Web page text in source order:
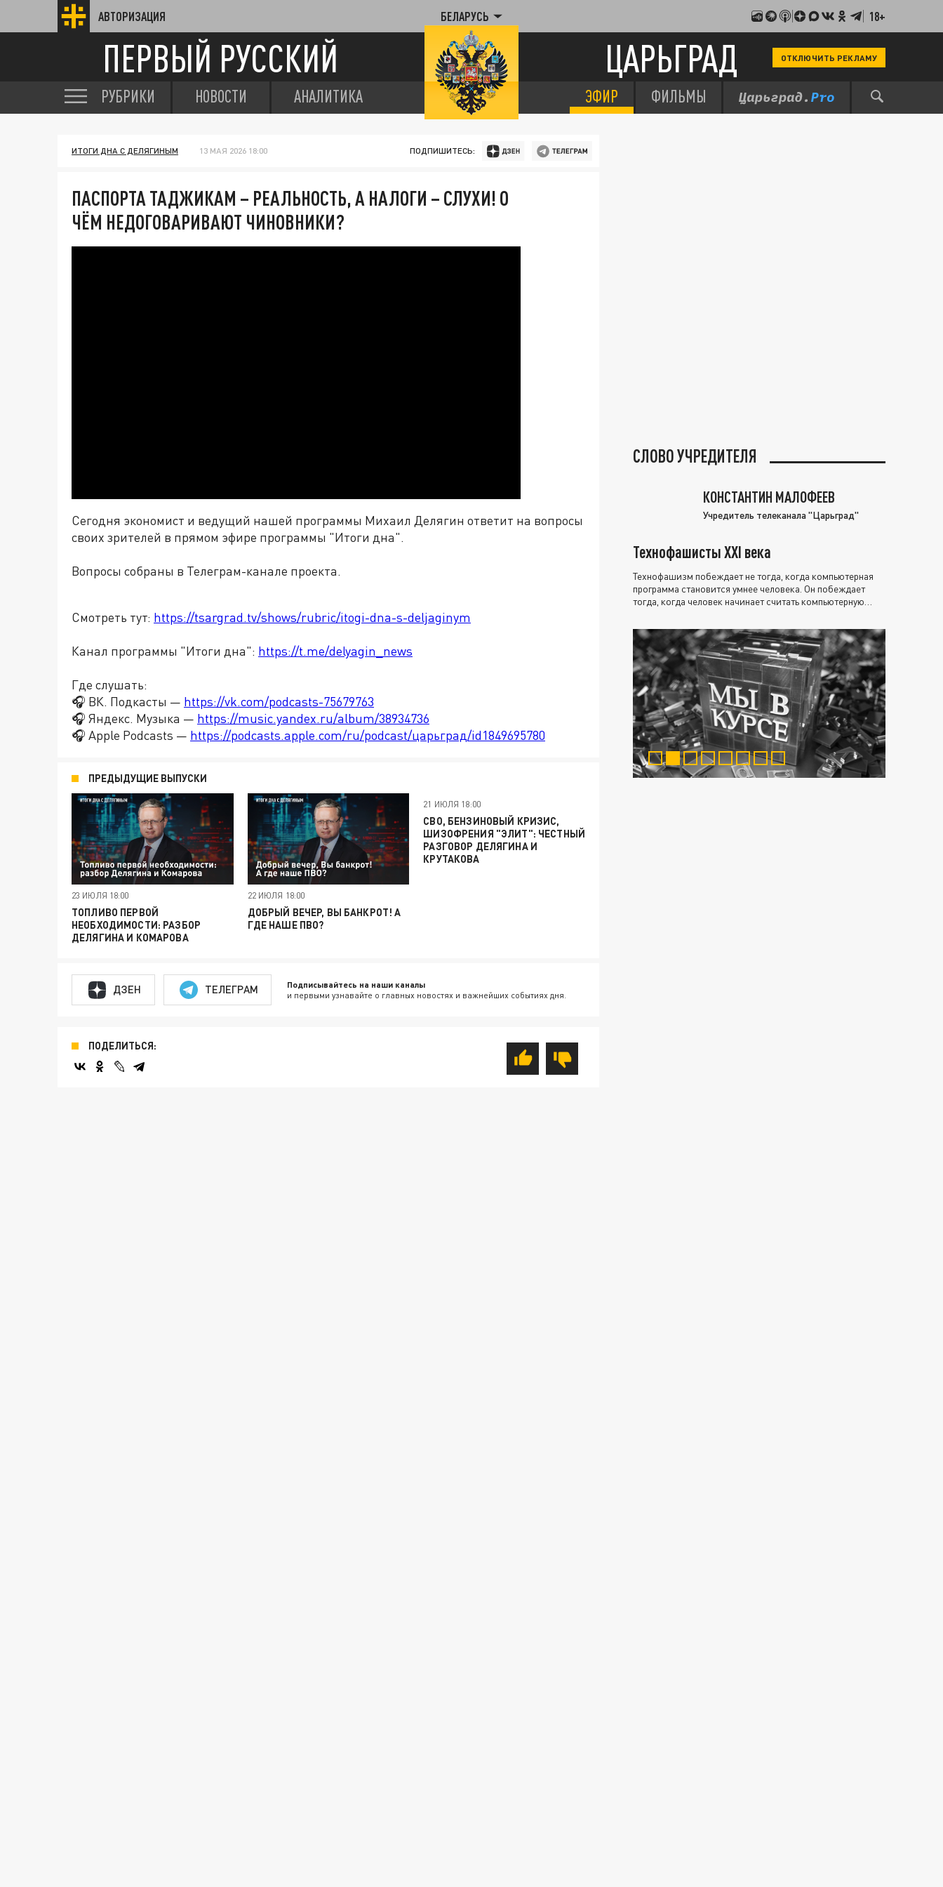
АВТОРИЗАЦИЯ БЕЛАРУСЬ 18+
ПЕРВЫЙ РУССКИЙ ЦАРЬГРАД ОТКЛЮЧИТЬ РЕКЛАМУ
РУБРИКИ НОВОСТИ АНАЛИТИКА ЭФИР ФИЛЬМЫ
ИТОГИ ДНА С ДЕЛЯГИНЫМ 13 МАЯ 2026 18:00 ПОДПИШИТЕСЬ:
ПАСПОРТА ТАДЖИКАМ – РЕАЛЬНОСТЬ, А НАЛОГИ – СЛУХИ! О
ЧЁМ НЕДОГОВАРИВАЮТ ЧИНОВНИКИ?
Сегодня экономист и ведущий нашей программы Михаил Делягин ответит на вопросы
своих зрителей в прямом эфире программы "Итоги дна".
Вопросы собраны в Телеграм-канале проекта.
Смотреть тут: https://tsargrad.tv/shows/rubric/itogi-dna-s-deljaginym
Канал программы "Итоги дна": https://t.me/delyagin_news
Где слушать:
🎧 ВК. Подкасты — https://vk.com/podcasts-75679763
🎧 Яндекс. Музыка — https://music.yandex.ru/album/38934736
🎧 Apple Podcasts — https://podcasts.apple.com/ru/podcast/царьград/id1849695780
ПРЕДЫДУЩИЕ ВЫПУСКИ
23 ИЮЛЯ 18:00
ТОПЛИВО ПЕРВОЙ
НЕОБХОДИМОСТИ: РАЗБОР
ДЕЛЯГИНА И КОМАРОВА
22 ИЮЛЯ 18:00
ДОБРЫЙ ВЕЧЕР, ВЫ БАНКРОТ! А
ГДЕ НАШЕ ПВО?
21 ИЮЛЯ 18:00
СВО, БЕНЗИНОВЫЙ КРИЗИС,
ШИЗОФРЕНИЯ "ЭЛИТ": ЧЕСТНЫЙ
РАЗГОВОР ДЕЛЯГИНА И
КРУТАКОВА
ДЗЕН ТЕЛЕГРАМ Подписывайтесь на наши каналы
и первыми узнавайте о главных новостях и важнейших событиях дня.
ПОДЕЛИТЬСЯ:
СЛОВО УЧРЕДИТЕЛЯ
КОНСТАНТИН МАЛОФЕЕВ
Учредитель телеканала "Царьград"
Технофашисты XXI века
Технофашизм побеждает не тогда, когда компьютерная
программа становится умнее человека. Он побеждает
тогда, когда человек начинает считать компьютерную